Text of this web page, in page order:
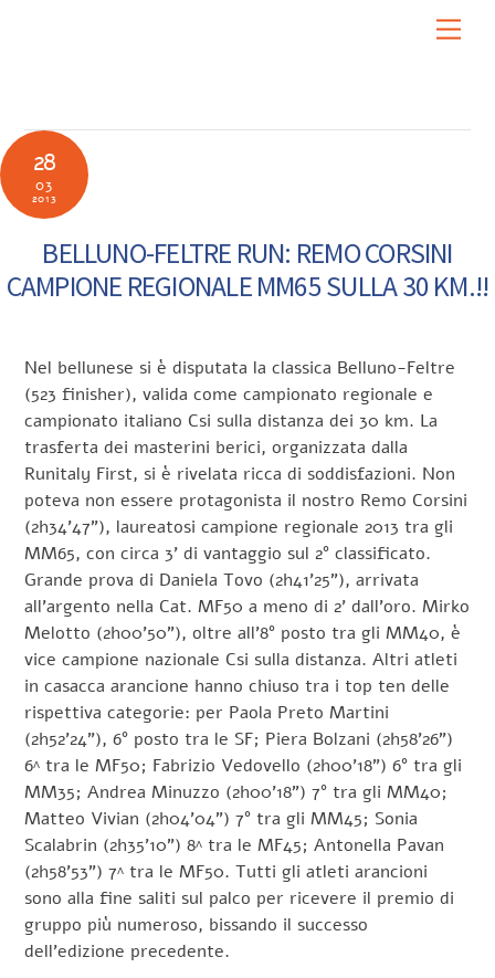
28
03
2013
BELLUNO-FELTRE RUN: REMO CORSINI
CAMPIONE REGIONALE MM65 SULLA 30 KM.!!
Nel bellunese si è disputata la classica Belluno-Feltre
(523 finisher), valida come campionato regionale e
campionato italiano Csi sulla distanza dei 30 km. La
trasferta dei masterini berici, organizzata dalla
Runitaly First, si è rivelata ricca di soddisfazioni. Non
poteva non essere protagonista il nostro Remo Corsini
(2h34’47”), laureatosi campione regionale 2013 tra gli
MM65, con circa 3’ di vantaggio sul 2° classificato.
Grande prova di Daniela Tovo (2h41’25”), arrivata
all’argento nella Cat. MF50 a meno di 2’ dall’oro. Mirko
Melotto (2h00’50”), oltre all’8° posto tra gli MM40, è
vice campione nazionale Csi sulla distanza. Altri atleti
in casacca arancione hanno chiuso tra i top ten delle
rispettiva categorie: per Paola Preto Martini
(2h52’24”), 6° posto tra le SF; Piera Bolzani (2h58’26”)
6^ tra le MF50; Fabrizio Vedovello (2h00’18”) 6° tra gli
MM35; Andrea Minuzzo (2h00’18”) 7° tra gli MM40;
Matteo Vivian (2h04’04”) 7° tra gli MM45; Sonia
Scalabrin (2h35’10”) 8^ tra le MF45; Antonella Pavan
(2h58’53”) 7^ tra le MF50. Tutti gli atleti arancioni
sono alla fine saliti sul palco per ricevere il premio di
gruppo più numeroso, bissando il successo
dell’edizione precedente.